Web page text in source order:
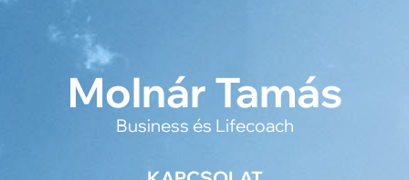
Molnár Tamás
Business és Lifecoach